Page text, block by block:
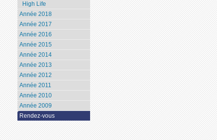
High Life
Année 2018
Année 2017
Année 2016
Année 2015
Année 2014
Année 2013
Année 2012
Année 2011
Année 2010
Année 2009
Rendez-vous